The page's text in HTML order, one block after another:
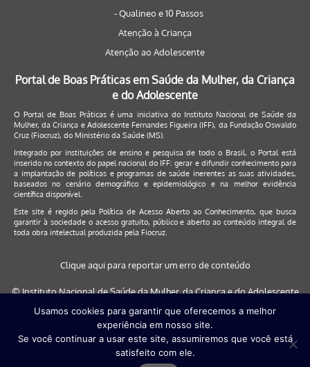
- Qualineo e 10 Passos
Atenção à Criança
Atenção ao Adolescente
Portal de Boas Práticas em Saúde da Mulher, da Criança
e do Adolescente
O Portal de Boas Práticas é uma iniciativa do Instituto Nacional de Saúde da
Mulher, da Criança e Adolescente Fernandes Figueira (IFF), da Fundação Oswaldo
Cruz (Fiocruz), do Ministério da Saúde (MS).
Integrado por instituições de ensino e pesquisa de todo o Brasil, o Portal está
inserido no contexto do papel nacional do IFF: gerar e difundir conhecimento para
a implantação de políticas e programas de saúde inerentes as suas atividades,
baseados no cenário demográfico e epidemiológico e na melhor evidência
científica disponível.
Este site é regido pela Política de Acesso Aberto ao Conhecimento, que busca
garantir à sociedade o acesso gratuito, público e aberto ao conteúdo integral de
toda obra intelectual produzida pela Fiocruz.
Clique aqui para reportar um erro de conteúdo
© Instituto Nacional de Saúde da Mulher, da Criança e do Adolescente
Este site será melhor visualizado nos navegadores: Google Chrome (a
partir da versão 30) | Internet Explorer (a partir da versão 9) | FireFox (
a partir da versão 29)
Usamos cookies para garantir que oferecemos a melhor
experiência em nosso site.
Se você continuar a usar este site, assumiremos que você está
satisfeito com ele.